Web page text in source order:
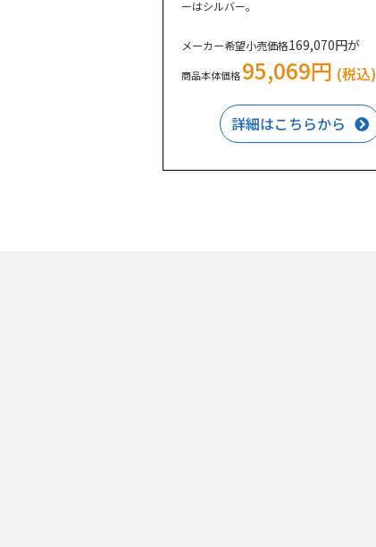
ーはシルバー。
メーカー希望小売価格169,070円が
商品本体価格95,069円 (税込)
詳細はこちらから